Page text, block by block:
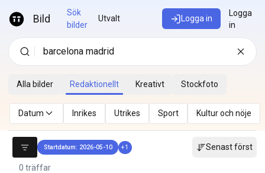
Bild
Sök
bilder
Utvalt Logga in
Logga
in
Alla bilder Redaktionellt Kreativt Stockfoto
Datum Inrikes Utrikes Sport Kultur och nöje
Startdatum: 2026-05-10 +1 Senast först
0 träffar